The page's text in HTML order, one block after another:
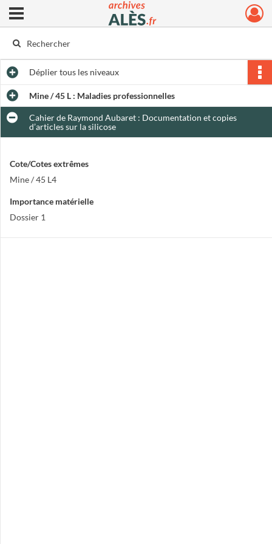
Archives municipales d'Alès
Ouvrir le menu déroulant
Dépliertous les niveaux
Mine / 45 L : Maladies professionnelles
Cahier de Raymond Aubaret : Documentation et copies
d’articles sur la silicose
Cote/Cotes extrêmes
Mine / 45 L4
Importance matérielle
Dossier 1